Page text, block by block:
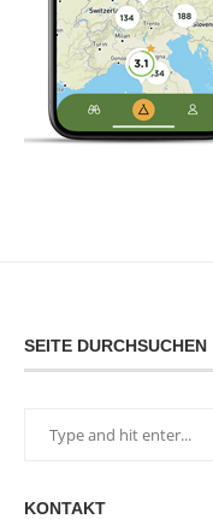
SEITE DURCHSUCHEN
KONTAKT